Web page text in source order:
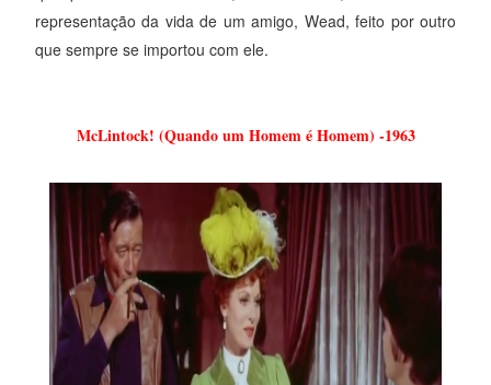
representação da vida de um amigo, Wead, feito por outro
que sempre se importou com ele.
McLintock! (Quando um Homem é Homem) -1963